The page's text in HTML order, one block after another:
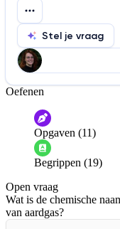
Stel je vraag
Help ons de video te
De audio is slecht
Informatie is onjuist
De docent is te
De uitleg gaat te
Afspelen werkte
Oefenen
Opgaven (11)
Begrippen (19)
Open vraag
Wat is de chemische
van aardgas?